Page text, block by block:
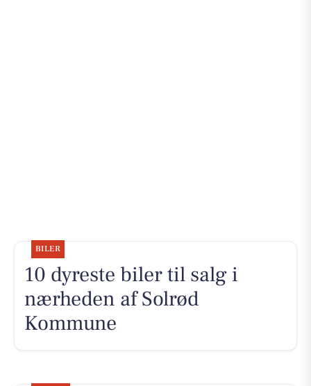
BILER
10 dyreste biler til salg i
nærheden af Solrød
Kommune